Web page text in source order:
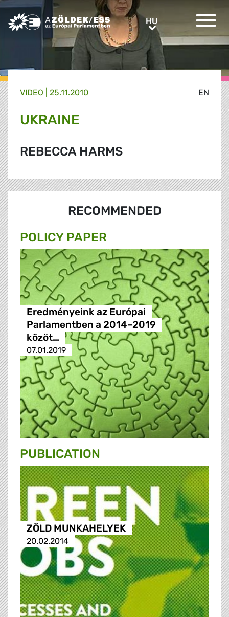
Greens/EFA Home HUHU
EN
VIDEO | 25.11.2010
UKRAINE
REBECCA HARMS
RECOMMENDED
POLICY PAPER
Eredményeink az Európai
Parlamentben a 2014–2019
közöt…
07.01.2019
PUBLICATION
ZÖLD MUNKAHELYEK
20.02.2014